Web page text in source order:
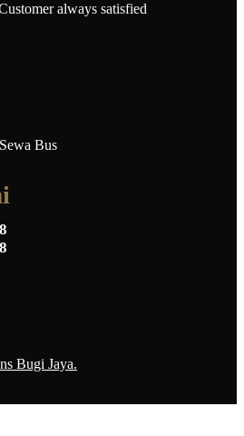
always satisfied
Bus
Bugi Jaya.